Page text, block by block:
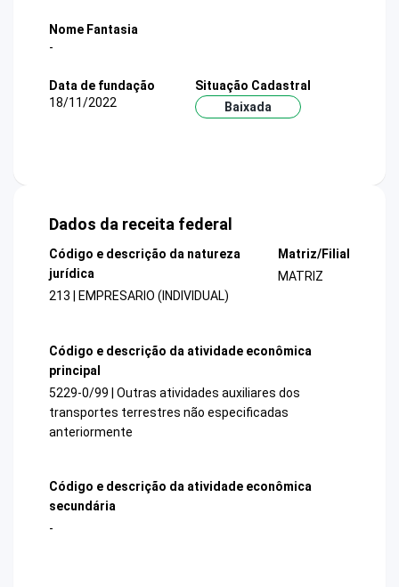
Nome Fantasia
-
Data de fundação
18/11/2022
Situação Cadastral
Baixada
Dados da receita federal
Código e descrição da natureza
jurídica
213 | EMPRESARIO (INDIVIDUAL)
Matriz/Filial
MATRIZ
Código e descrição da atividade econômica
principal
5229-0/99 | Outras atividades auxiliares dos
transportes terrestres não especificadas
anteriormente
Código e descrição da atividade econômica
secundária
-